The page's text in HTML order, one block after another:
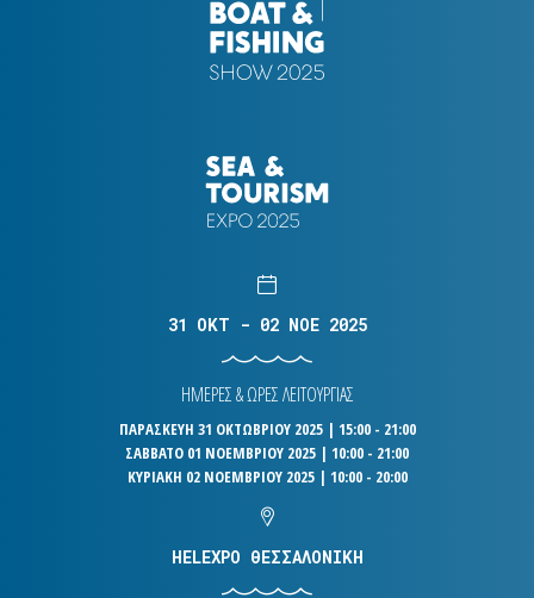
31 OKT - 02 NOE 2025
ΗΜΕΡΕΣ & ΩΡΕΣ ΛΕΙΤΟΥΡΓΙΑΣ
ΠΑΡΑΣΚΕΥΗ 31 ΟΚΤΩΒΡΙΟΥ 2025 | 15:00 - 21:00
ΣΑΒΒΑΤΟ 01 ΝΟΕΜΒΡΙΟΥ 2025 | 10:00 - 21:00
ΚΥΡΙΑΚΗ 02 ΝΟΕΜΒΡΙΟΥ 2025 | 10:00 - 20:00
HELEXPO ΘΕΣΣΑΛΟΝΙΚΗ